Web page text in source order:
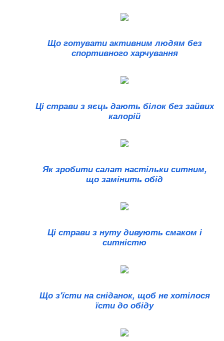
Що готувати активним людям без
спортивного харчування
Ці страви з яєць дають білок без зайвих
калорій
Як зробити салат настільки ситним,
що замінить обід
Ці страви з нуту дивують смаком і
ситністю
Що з'їсти на сніданок, щоб не хотілося
їсти до обіду